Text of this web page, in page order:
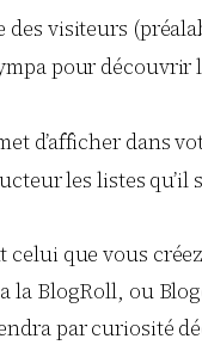
des visiteurs
pour
d’afficher dans
les listes
celui que vous
la BlogRoll, ou
par curiosité